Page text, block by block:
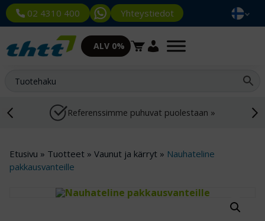
02 4310 400 Yhteystiedot
ALV 0%
Referenssimme puhuvat puolestaan »
Etusivu » Tuotteet » Vaunut ja kärryt » Nauhateline
pakkausvanteille